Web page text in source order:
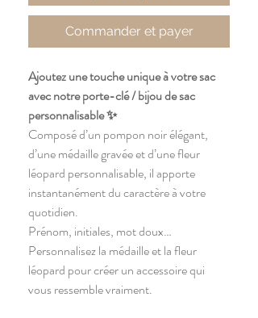
Commander et payer
Ajoutez une touche unique à votre sac
avec notre porte-clé / bijou de sac
personnalisable ✨
Composé d’un pompon noir élégant,
d’une médaille gravée et d’une fleur
léopard personnalisable, il apporte
instantanément du caractère à votre
quotidien.
Prénom, initiales, mot doux…
Personnalisez la médaille et la fleur
léopard pour créer un accessoire qui
vous ressemble vraiment.